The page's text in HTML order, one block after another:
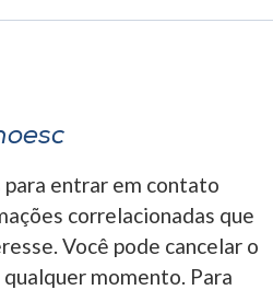
para entrar em contato
correlacionadas que
Você pode cancelar o
momento. Para